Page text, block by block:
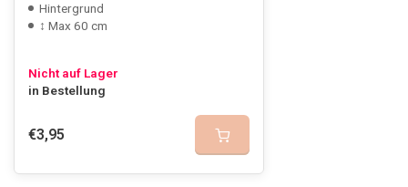
Hintergrund
↕ Max 60 cm
Nicht auf Lager
in Bestellung
€3,95